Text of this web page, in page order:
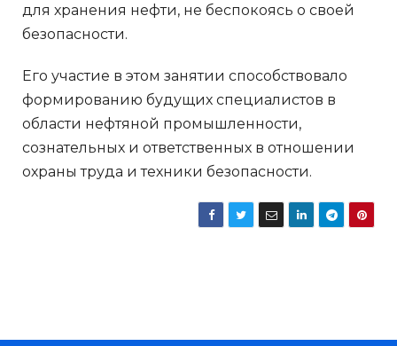
для хранения нефти, не беспокоясь о своей
безопасности.
Его участие в этом занятии способствовало
формированию будущих специалистов в
области нефтяной промышленности,
сознательных и ответственных в отношении
охраны труда и техники безопасности.